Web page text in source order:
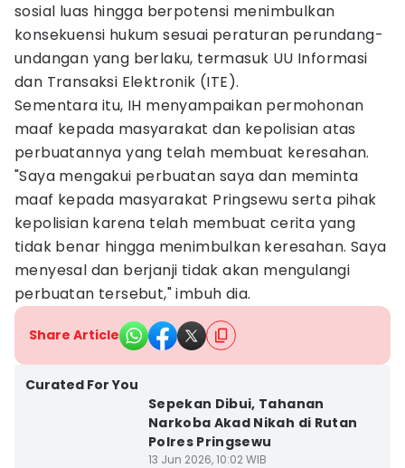
sosial luas hingga berpotensi menimbulkan
konsekuensi hukum sesuai peraturan perundang-
undangan yang berlaku, termasuk UU Informasi
dan Transaksi Elektronik (ITE).
Sementara itu, IH menyampaikan permohonan
maaf kepada masyarakat dan kepolisian atas
perbuatannya yang telah membuat keresahan.
"Saya mengakui perbuatan saya dan meminta
maaf kepada masyarakat Pringsewu serta pihak
kepolisian karena telah membuat cerita yang
tidak benar hingga menimbulkan keresahan. Saya
menyesal dan berjanji tidak akan mengulangi
perbuatan tersebut," imbuh dia.
Share Article
Curated For You
Sepekan Dibui, Tahanan
Narkoba Akad Nikah di Rutan
Polres Pringsewu
13 Jun 2026, 10:02 WIB